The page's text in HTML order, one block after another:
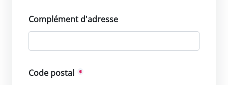
Complément d'adresse
Code postal